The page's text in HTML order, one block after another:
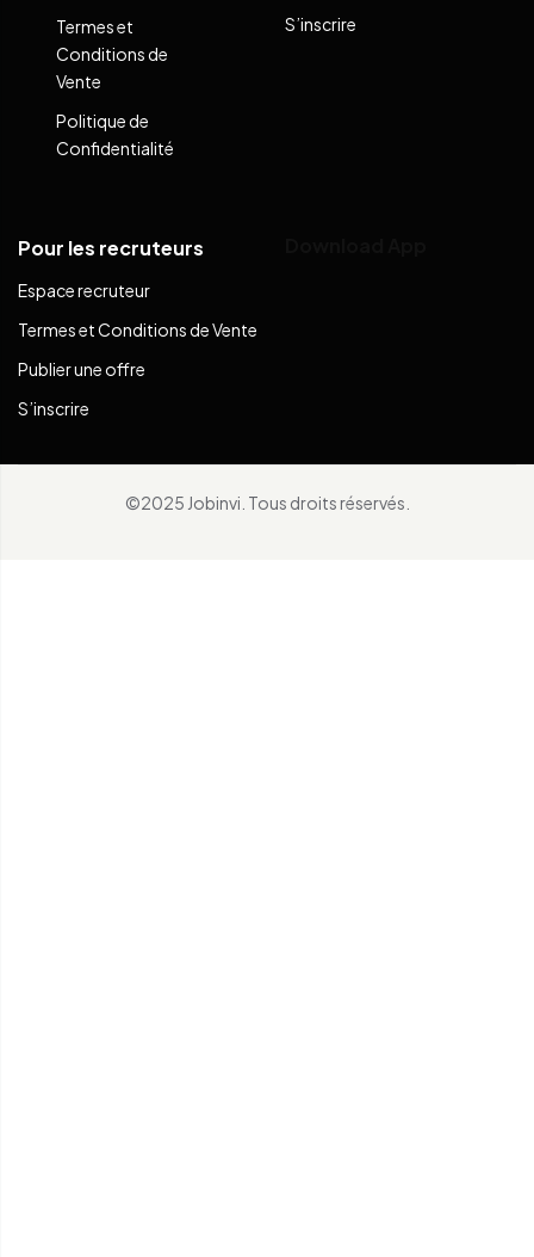
Termes et
Conditions de
Vente
Politique de
Confidentialité
S’inscrire
Pour les recruteurs
Espace recruteur
Termes et Conditions de Vente
Publier une offre
S’inscrire
©2025 Jobinvi. Tous droits réservés.